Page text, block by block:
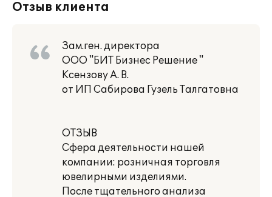
Отзыв клиента
Зам.ген. директора
ООО "БИТ Бизнес Решение "
Ксензову А. В.
от ИП Сабирова Гузель Талгатовна
ОТЗЫВ
Сфера деятельности нашей
компании: розничная торговля
ювелирными изделиями.
После тщательного анализа